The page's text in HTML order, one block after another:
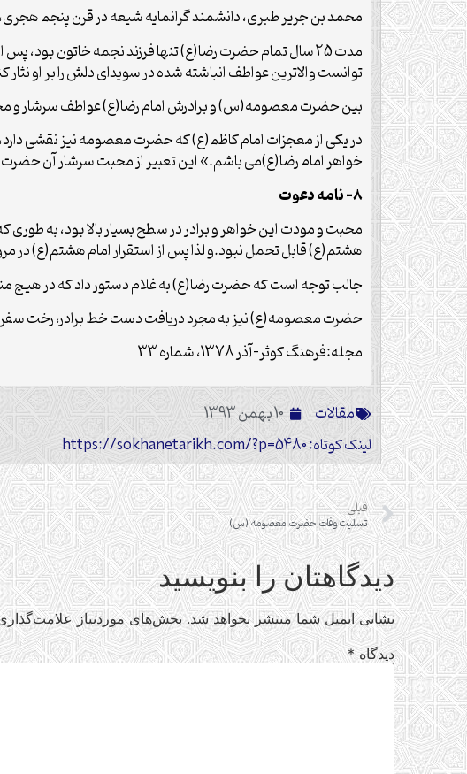
محمد بن جریر طبری، دانشمند گرانمایه شیعه در قرن پنجم
مدت 25 سال تمام حضرت رضا(ع) تنها فرزند نجمه خاتون
توانست والاترین عواطف انباشته شده در سویدای دلش را بر او نثار
بین حضرت معصومه(س) و برادرش امام رضا(ع) عواطف سرشار و
در یکی از معجزات امام کاظم(ع) که حضرت معصومه نیز نقشی
خواهر امام رضا(ع)می باشم.» این تعبیر از محبت سرشار آن حضرت
8- نامه دعوت
محبت و مودت این خواهر و برادر در سطح بسیار بالا بود،
هشتم(ع) قابل تحمل نبود.و لذا پس از استقرار امام هشتم(ع) در
جالب توجه است که حضرت رضا(ع) به غلام دستور داد که در هیچ
حضرت معصومه(ع) نیز به مجرد دریافت دست خط برادر، رخت
مجله:فرهنگ كوثر-آذر 1378، شماره 33
مقالات
10 بهمن 1393
لینک کوتاه: https://sokhanetarikh.com/?p=5480
قبلی
تسلیت وفات حضرت معصومه (س)
دیدگاهتان را بنویسید
نشانی ایمیل شما منتشر نخواهد شد. بخش‌های موردنیاز
دیدگاه*